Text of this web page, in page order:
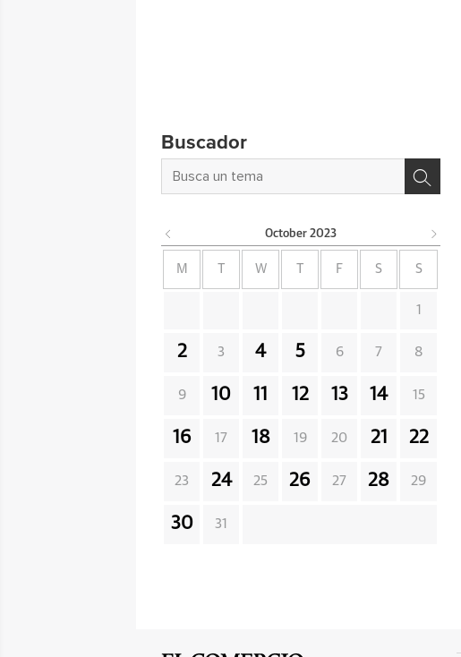
Buscador
October 2023
M W F S S
1
2 3 4 5 6 7 8
9 10 11 12 13 14 15
16 17 18 19 20 21 22
23 24 25 26 27 28 29
30 31